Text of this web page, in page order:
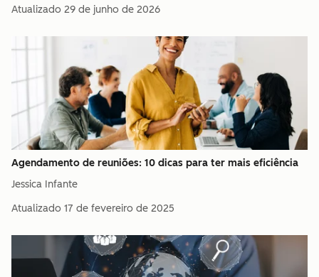
Atualizado 29 de junho de 2026
Agendamento de reuniões: 10 dicas para ter mais eficiência
Jessica Infante
Atualizado 17 de fevereiro de 2025